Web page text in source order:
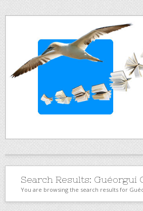
Search Results: Guéorgui
You are browsing the search results for